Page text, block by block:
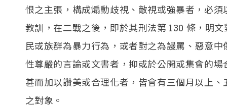
恨之主張，構成煽動歧視、敵視或強暴者，必
教訓，在二戰之後，即於其刑法第 130 條，明
民或族群為暴力行為，或者對之為謾罵、惡意
性尊嚴的言論或文書者，抑或於公開或集會的
甚而加以讚美或合理化者，皆會有三個月以上
之對象。